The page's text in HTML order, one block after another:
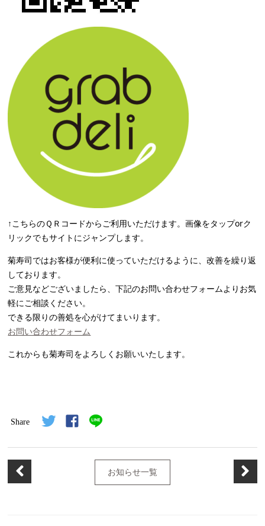
↑こちらのＱＲコードからご利用いただけます。画像をタップorク
リックでもサイトにジャンプします。
菊寿司ではお客様が便利に使っていただけるように、改善を繰り返
しております。
ご意見などございましたら、下記のお問い合わせフォームよりお気
軽にご相談ください。
できる限りの善処を心がけてまいります。
お問い合わせフォーム
これからも菊寿司をよろしくお願いいたします。
Share
お知らせ一覧